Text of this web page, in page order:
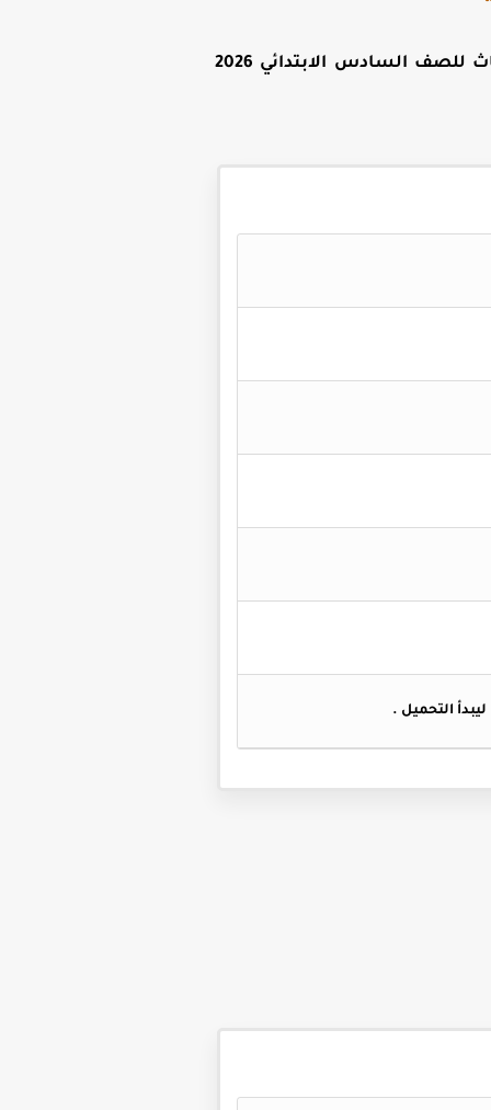
تحميل كتاب بوني ماث للصف السادس الابتدائي 2026